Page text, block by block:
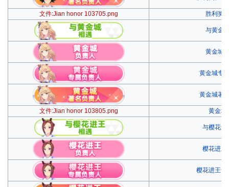
文件:Jian honor 103705.png 胜利奖
与黄金
黄金城
黄金城专
黄金城著
文件:Jian honor 103805.png 黄金城
与樱花进
樱花进王
樱花进王专